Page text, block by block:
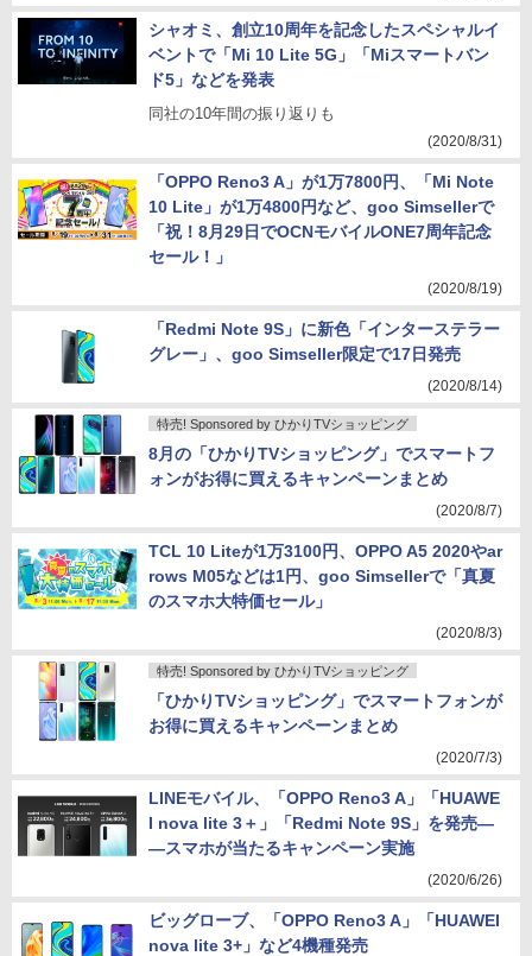
シャオミ、創立10周年を記念したスペシャルイ
ベントで「Mi 10 Lite 5G」「Miスマートバン
ド5」などを発表
同社の10年間の振り返りも
(2020/8/31)
「OPPO Reno3 A」が1万7800円、「Mi Note
10 Lite」が1万4800円など、goo Simsellerで
「祝！8月29日でOCNモバイルONE7周年記念
セール！」
(2020/8/19)
「Redmi Note 9S」に新色「インターステラー
グレー」、goo Simseller限定で17日発売
(2020/8/14)
特売! Sponsored by ひかりTVショッピング
8月の「ひかりTVショッピング」でスマートフ
ォンがお得に買えるキャンペーンまとめ
(2020/8/7)
TCL 10 Liteが1万3100円、OPPO A5 2020やar
rows M05などは1円、goo Simsellerで「真夏
のスマホ大特価セール」
(2020/8/3)
特売! Sponsored by ひかりTVショッピング
「ひかりTVショッピング」でスマートフォンが
お得に買えるキャンペーンまとめ
(2020/7/3)
LINEモバイル、「OPPO Reno3 A」「HUAWE
I nova lite 3＋」「Redmi Note 9S」を発売―
―スマホが当たるキャンペーン実施
(2020/6/26)
ビッグローブ、「OPPO Reno3 A」「HUAWEI
nova lite 3+」など4機種発売